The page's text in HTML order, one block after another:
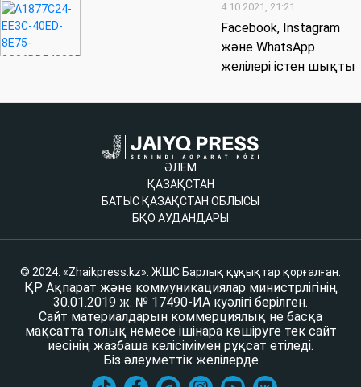
4.10.2021, 21:21
Facebook, Instagram
және WhatsApp
желілері істен шықты
ӘЛЕМ
ҚАЗАҚСТАН
БАТЫС ҚАЗАҚСТАН ОБЛЫСЫ
БҚО АУДАНДАРЫ
© 2024. «Zhaikpress.kz». ЖШС Барлық құқықтар қорғалған.
ҚР Ақпарат және коммуникациялар министрлігінің
30.01.2019 ж. № 17490-ИА куәлігі берілген.
Сайт материалдарын коммерциялық не басқа
мақсатта толық немесе ішінара көшіруге тек сайт
иесінің жазбаша келісімімен рұқсат етіледі.
Біз әлеуметтік желілерде